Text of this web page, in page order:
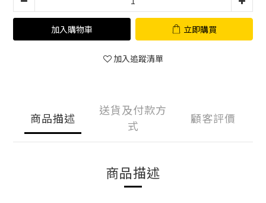
加入購物車 立即購買
加入追蹤清單
商品描述
送貨及付款方
式
顧客評價
商品描述